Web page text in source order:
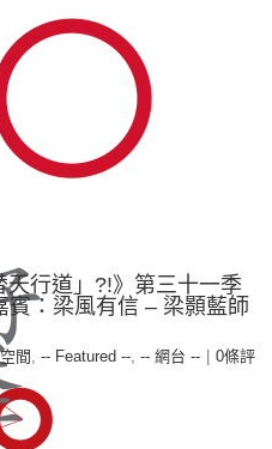
天行道」?!》第三十一季
：梁風有信 – 梁顥藍師
間 , -- Featured --, -- 網台 --
0條評